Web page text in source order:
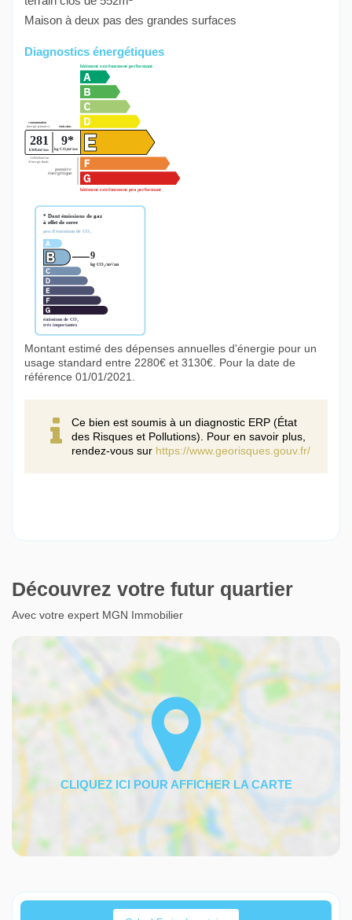
Maison à deux pas des grandes surfaces
Diagnostics énergétiques
Montant estimé des dépenses annuelles d'énergie pour un
usage standard entre 2280€ et 3130€. Pour la date de
référence 01/01/2021.
Ce bien est soumis à un diagnostic ERP (État
des Risques et Pollutions). Pour en savoir plus,
rendez-vous sur https://www.georisques.gouv.fr/
Découvrez votre futur quartier
Avec votre expert MGN Immobilier